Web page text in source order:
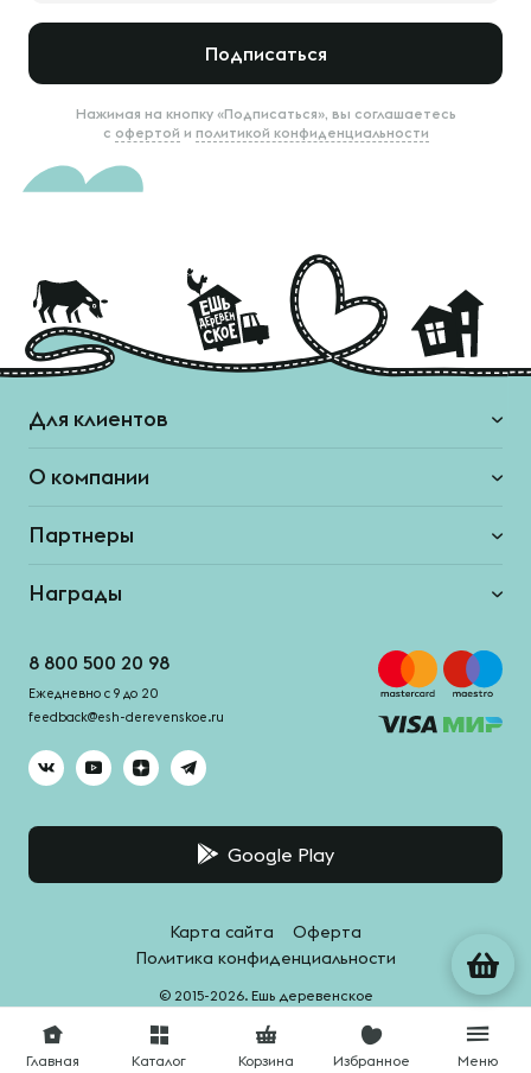
Главная Каталог Корзина Избранное Меню
Подписаться
Нажимая на кнопку «Подписаться», вы соглашаетесь
с офертой и политикой конфиденциальности
Для клиентов
О компании
Партнеры
Награды
8 800 500 20 98
Ежедневно с 9 до 20
feedback@esh-derevenskoe.ru
Google Play
© 2015-2026. Ешь деревенское
Карта сайта
Оферта
Политика конфиденциальности
Система качества - HACCPro